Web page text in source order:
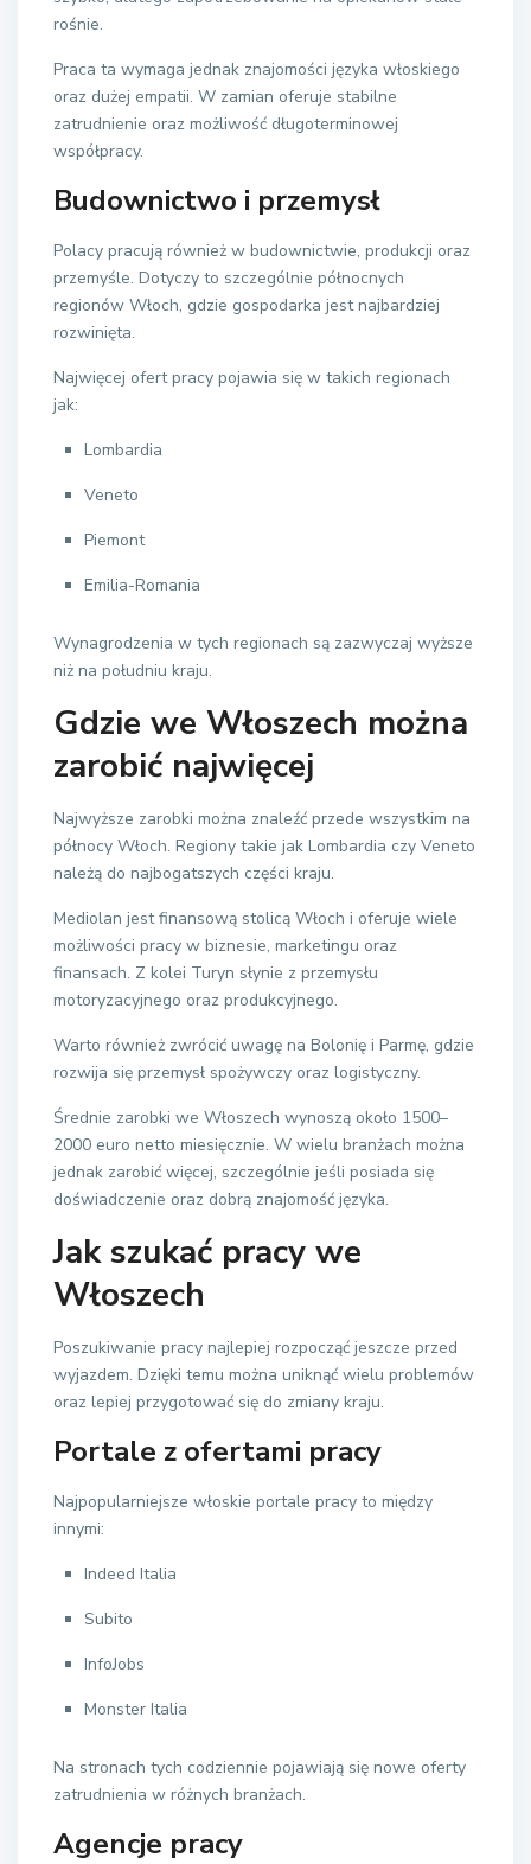
rośnie.
Praca ta wymaga jednak znajomości języka włoskiego
oraz dużej empatii. W zamian oferuje stabilne
zatrudnienie oraz możliwość długoterminowej
współpracy.
Budownictwo i przemysł
Polacy pracują również w budownictwie, produkcji oraz
przemyśle. Dotyczy to szczególnie północnych
regionów Włoch, gdzie gospodarka jest najbardziej
rozwinięta.
Najwięcej ofert pracy pojawia się w takich regionach
jak:
Lombardia
Veneto
Piemont
Emilia-Romania
Wynagrodzenia w tych regionach są zazwyczaj wyższe
niż na południu kraju.
Gdzie we Włoszech można
zarobić najwięcej
Najwyższe zarobki można znaleźć przede wszystkim na
północy Włoch. Regiony takie jak Lombardia czy Veneto
należą do najbogatszych części kraju.
Mediolan jest finansową stolicą Włoch i oferuje wiele
możliwości pracy w biznesie, marketingu oraz
finansach. Z kolei Turyn słynie z przemysłu
motoryzacyjnego oraz produkcyjnego.
Warto również zwrócić uwagę na Bolonię i Parmę, gdzie
rozwija się przemysł spożywczy oraz logistyczny.
Średnie zarobki we Włoszech wynoszą około 1500–
2000 euro netto miesięcznie. W wielu branżach można
jednak zarobić więcej, szczególnie jeśli posiada się
doświadczenie oraz dobrą znajomość języka.
Jak szukać pracy we
Włoszech
Poszukiwanie pracy najlepiej rozpocząć jeszcze przed
wyjazdem. Dzięki temu można uniknąć wielu problemów
oraz lepiej przygotować się do zmiany kraju.
Portale z ofertami pracy
Najpopularniejsze włoskie portale pracy to między
innymi:
Indeed Italia
Subito
InfoJobs
Monster Italia
Na stronach tych codziennie pojawiają się nowe oferty
zatrudnienia w różnych branżach.
Agencje pracy